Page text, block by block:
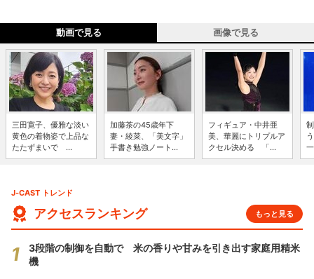
動画で見る 画像で見る
三田寛子、優雅な淡い
黄色の着物姿で上品な
たたずまいで ...
加藤茶の45歳年下
妻・綾菜、「美文字」
手書き勉強ノート...
フィギュア・中井亜
美、華麗にトリプルア
クセル決める 「...
J-CAST トレンド
アクセスランキング もっと見る
3段階の制御を自動で 米の香りや甘みを引き出す家庭用精米
機